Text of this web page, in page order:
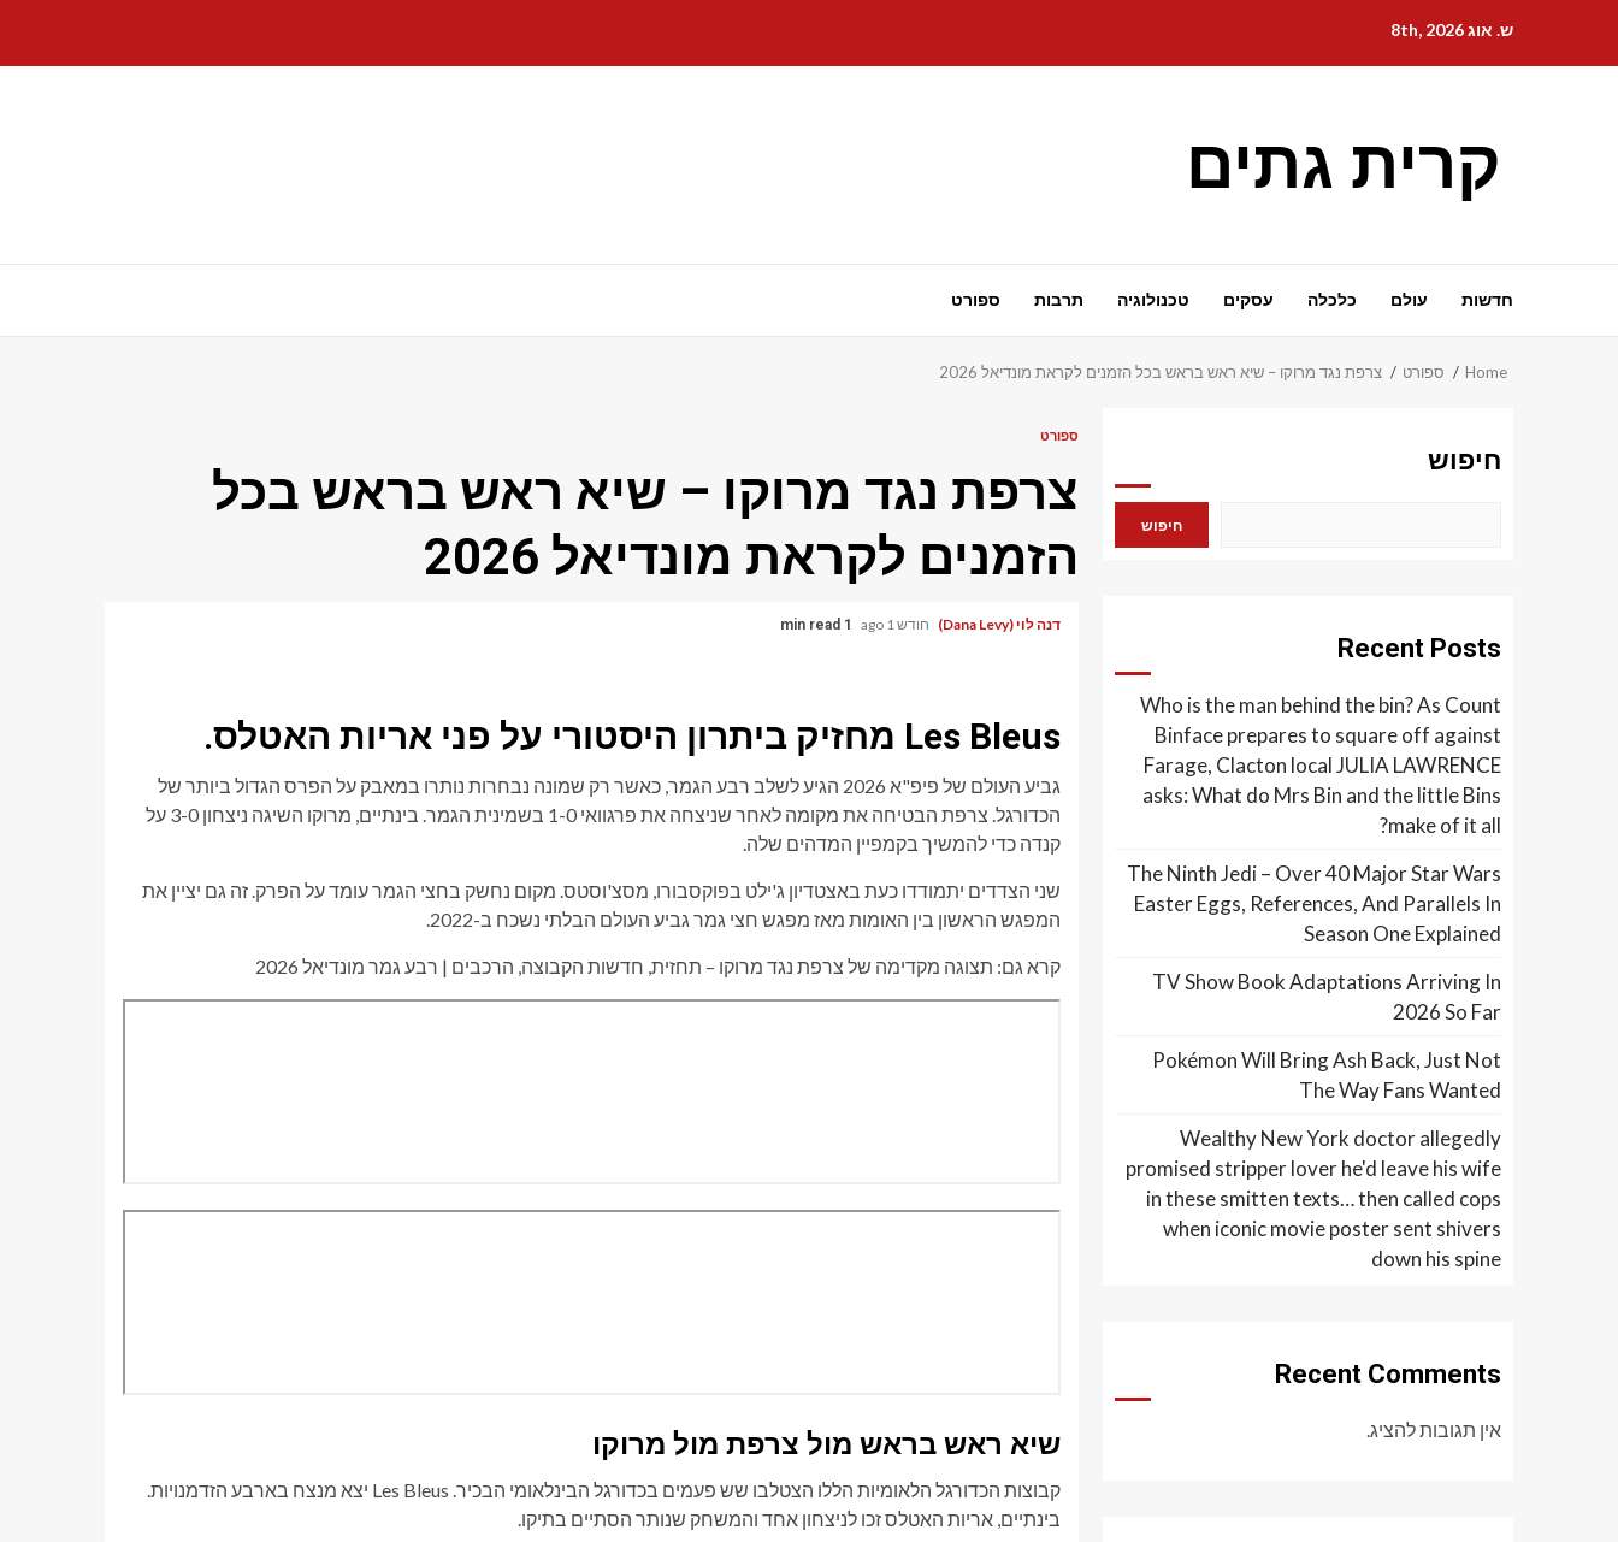
content
ש. אוג 8th, 2026
קרית גתים
חדשות עולם כלכלה עסקים טכנולוגיה תרבות ספורט
Home ספורט צרפת נגד מרוקו – שיא ​​ראש בראש בכל הזמנים לקראת מונדיאל 2026
ספורט
צרפת נגד מרוקו – שיא ​​ראש בראש בכל
הזמנים לקראת מונדיאל 2026
דנה לוי (Dana Levy) חודש 1 ago 1 min read
Les Bleus מחזיק ביתרון היסטורי על פני אריות האטלס.
גביע העולם של פיפ"א 2026 הגיע לשלב רבע הגמר, כאשר רק שמונה נבחרות נותרו במאבק על הפרס הגדול ביותר של
הכדורגל. צרפת הבטיחה את מקומה לאחר שניצחה את פרגוואי 1-0 בשמינית הגמר. בינתיים, מרוקו השיגה ניצחון 3-0 על
קנדה כדי להמשיך בקמפיין המדהים שלה.
שני הצדדים יתמודדו כעת באצטדיון ג'ילט בפוקסבורו, מסצ'וסטס. מקום נחשק בחצי הגמר עומד על הפרק. זה גם יציין את
המפגש הראשון בין האומות מאז מפגש חצי גמר גביע העולם הבלתי נשכח ב-2022.
קרא גם: תצוגה מקדימה של צרפת נגד מרוקו – תחזית, חדשות הקבוצה, הרכבים | רבע גמר מונדיאל 2026
שיא ראש בראש מול צרפת מול מרוקו
קבוצות הכדורגל הלאומיות הללו הצטלבו שש פעמים בכדורגל הבינלאומי הבכיר. Les Bleus יצא מנצח בארבע הזדמנויות.
בינתיים, אריות האטלס זכו לניצחון אחד והמשחק שנותר הסתיים בתיקו.
חיפוש
חיפוש
Recent Posts
Who is the man behind the bin? As Count
Binface prepares to square off against
Farage, Clacton local JULIA LAWRENCE
asks: What do Mrs Bin and the little Bins
make of it all?
The Ninth Jedi – Over 40 Major Star Wars
Easter Eggs, References, And Parallels In
Season One Explained
TV Show Book Adaptations Arriving In
2026 So Far
Pokémon Will Bring Ash Back, Just Not
The Way Fans Wanted
Wealthy New York doctor allegedly
promised stripper lover he'd leave his wife
in these smitten texts… then called cops
when iconic movie poster sent shivers
down his spine
Recent Comments
אין תגובות להציג.